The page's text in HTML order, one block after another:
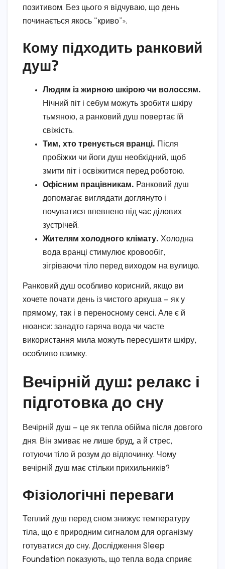
позитивом. Без цього я відчуваю, що день
починається якось “криво”».
Кому підходить ранковий
душ?
Людям із жирною шкірою чи волоссям.
Нічний піт і себум можуть зробити шкіру
тьмяною, а ранковий душ повертає їй
свіжість.
Тим, хто тренується вранці. Після
пробіжки чи йоги душ необхідний, щоб
змити піт і освіжитися перед роботою.
Офісним працівникам. Ранковий душ
допомагає виглядати доглянуто і
почуватися впевнено під час ділових
зустрічей.
Жителям холодного клімату. Холодна
вода вранці стимулює кровообіг,
зігріваючи тіло перед виходом на вулицю.
Ранковий душ особливо корисний, якщо ви
хочете почати день із чистого аркуша — як у
прямому, так і в переносному сенсі. Але є й
нюанси: занадто гаряча вода чи часте
використання мила можуть пересушити шкіру,
особливо взимку.
Вечірній душ: релакс і
підготовка до сну
Вечірній душ — це як тепла обійма після довгого
дня. Він змиває не лише бруд, а й стрес,
готуючи тіло й розум до відпочинку. Чому
вечірній душ має стільки прихильників?
Фізіологічні переваги
Теплий душ перед сном знижує температуру
тіла, що є природним сигналом для організму
готуватися до сну. Дослідження Sleep
Foundation показують, що тепла вода сприяє